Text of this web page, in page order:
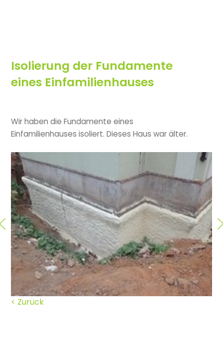
Isolierung der Fundamente
eines Einfamilienhauses
Wir haben die Fundamente eines
Einfamilienhauses isoliert. Dieses Haus war älter.
< Zurück